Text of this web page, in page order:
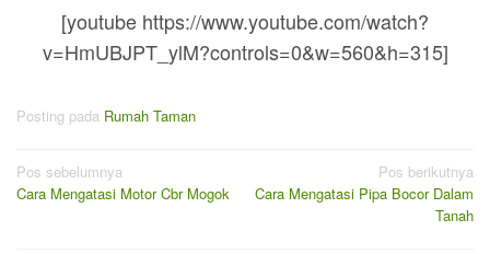
[youtube https://www.youtube.com/watch?
v=HmUBJPT_ylM?controls=0&w=560&h=315]
Posting pada Rumah Taman
Navigasi
pos
Pos sebelumnya
Cara Mengatasi Motor Cbr Mogok
Pos berikutnya
Cara Mengatasi Pipa Bocor Dalam
Tanah